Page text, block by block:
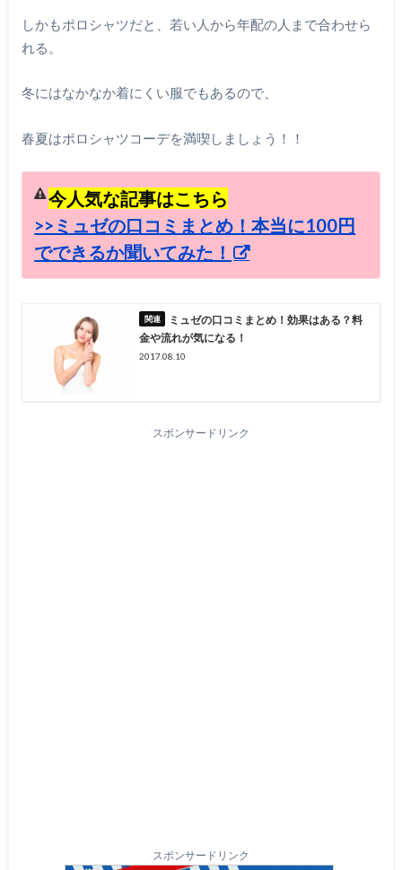
しかもポロシャツだと、若い人から年配の人まで合わせら
れる。
冬にはなかなか着にくい服でもあるので、
春夏はポロシャツコーデを満喫しましょう！！
今人気な記事はこちら
>>ミュゼの口コミまとめ！本当に100円
でできるか聞いてみた！
ミュゼの口コミまとめ！効果はある？料
金や流れが気になる！
2017.08.10
スポンサードリンク
スポンサードリンク